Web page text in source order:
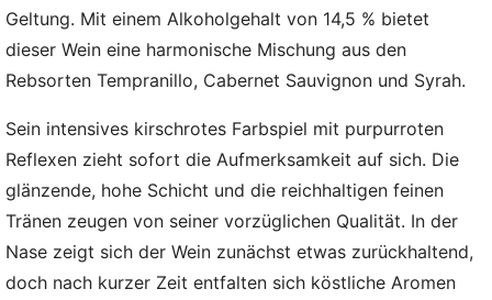
Geltung. Mit einem Alkoholgehalt von 14,5 % bietet
dieser Wein eine harmonische Mischung aus den
Rebsorten Tempranillo, Cabernet Sauvignon und Syrah.
Sein intensives kirschrotes Farbspiel mit purpurroten
Reflexen zieht sofort die Aufmerksamkeit auf sich. Die
glänzende, hohe Schicht und die reichhaltigen feinen
Tränen zeugen von seiner vorzüglichen Qualität. In der
Nase zeigt sich der Wein zunächst etwas zurückhaltend,
doch nach kurzer Zeit entfalten sich köstliche Aromen